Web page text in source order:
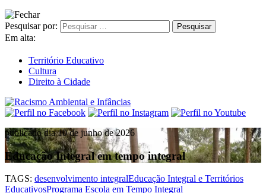
Pesquisar por:
Em alta:
Território Educativo
Cultura
Direito à Cidade
publicado dia 10 de junho de 2026
Educação Integral em tempo integral
TAGS: desenvolvimento integralEducação Integral e Territórios
EducativosPrograma Escola em Tempo Integral